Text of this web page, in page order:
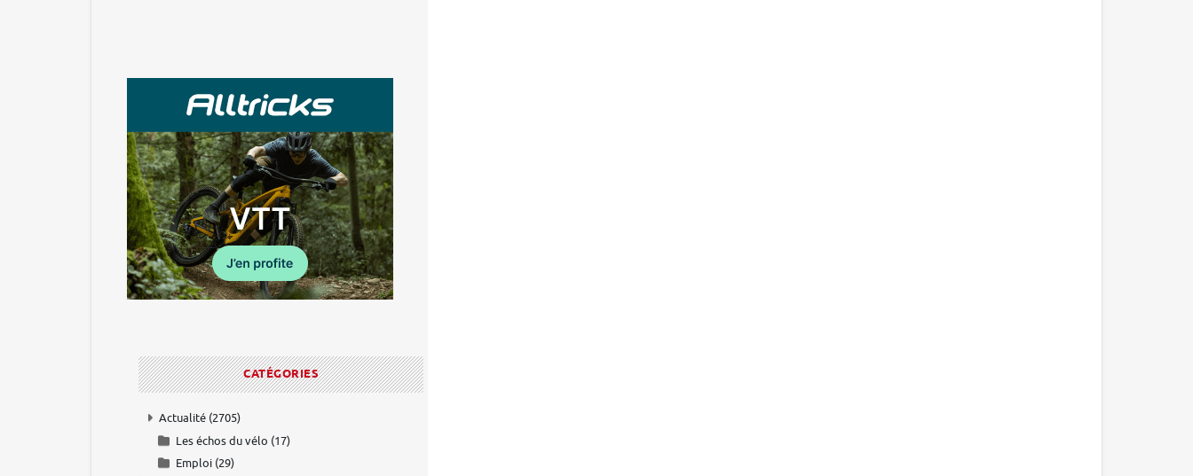
CATÉGORIES
Actualité (2705)
Les échos du vélo (17)
Emploi (29)